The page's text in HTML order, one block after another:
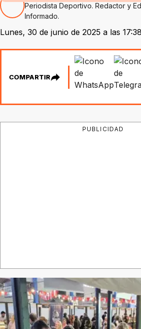
Periodista Deportivo. Redactor y
Informado.
Lunes, 30 de junio de 2025 a las 17:38
COMPARTIR
PUBLICIDAD